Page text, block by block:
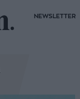
NEWSLETTER